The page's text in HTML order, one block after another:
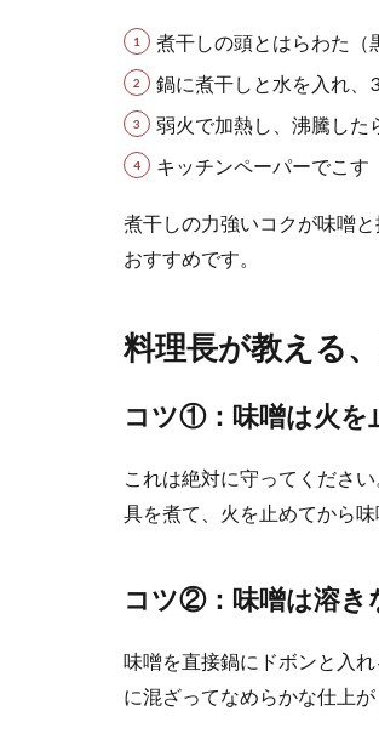
煮干しの頭とはらわた（
鍋に煮干しと水を入れ、
弱火で加熱し、沸騰した
キッチンペーパーでこす
煮干しの力強いコクが味噌
おすすめです。
料理長が教える
コツ①：味噌は火を
これは絶対に守ってくださ
具を煮て、火を止めてから味
コツ②：味噌は溶き
味噌を直接鍋にドボンと入
に混ざってなめらかな仕上が